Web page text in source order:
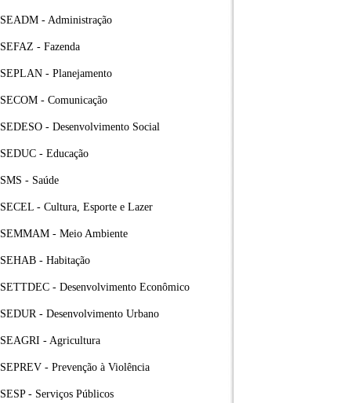
SEADM - Administração
SEFAZ - Fazenda
SEPLAN - Planejamento
SECOM - Comunicação
SEDESO - Desenvolvimento Social
SEDUC - Educação
SMS - Saúde
SECEL - Cultura, Esporte e Lazer
SEMMAM - Meio Ambiente
SEHAB - Habitação
SETTDEC - Desenvolvimento Econômico
SEDUR - Desenvolvimento Urbano
SEAGRI - Agricultura
SEPREV - Prevenção à Violência
SESP - Serviços Públicos